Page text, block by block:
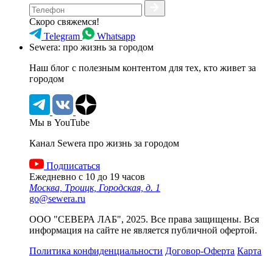
Скоро свяжемся!
Telegram
Whatsapp
Sewera: про жизнь за городом
Наш блог c полезным контентом для тех, кто живет за
городом
Мы в YouTube
Канал Sewera про жизнь за городом
Подписаться
Ежедневно с 10 до 19 часов
Москва, Троицк, Городская, д. 1
go@sewera.ru
ООО "СЕВЕРА ЛАБ", 2025. Все права защищены. Вся
информация на сайте не является публичной офертой.
Политика конфиденциальности Договор-Оферта Карта